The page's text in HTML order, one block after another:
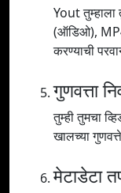
Yout
(ऑडिओ), MP4
करण्याची
गुणवत्ता
तुम्ही तुमचा
खालच्या
मेटाडेटा